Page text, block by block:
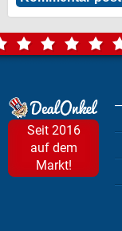
Seit 2016
auf dem
Markt!